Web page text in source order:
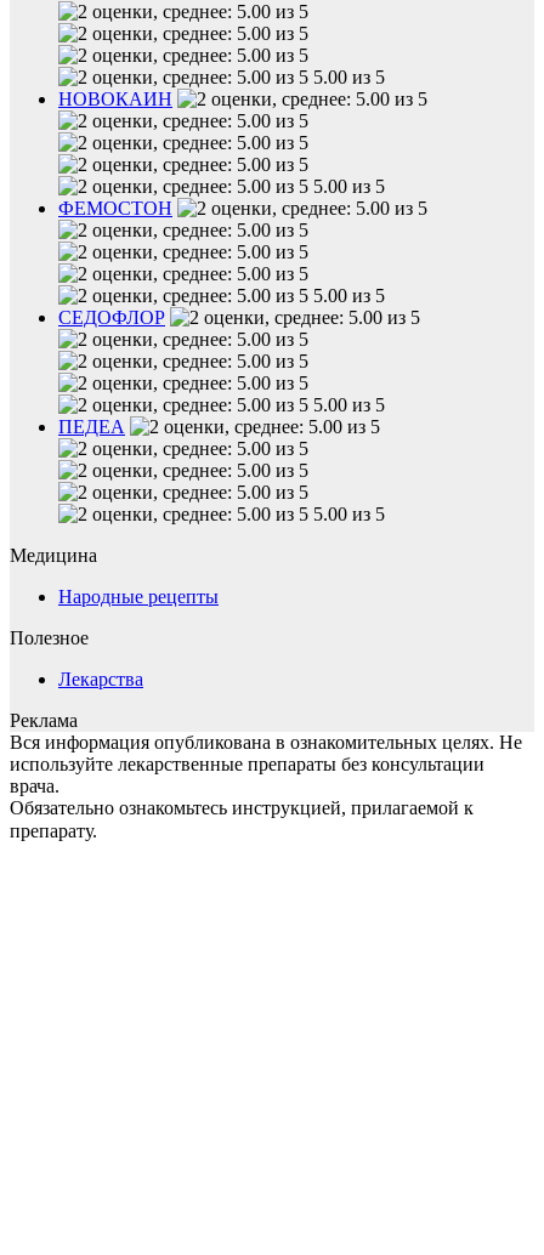
5.00 из 5
НОВОКАИН
5.00 из 5
ФЕМОСТОН
5.00 из 5
СЕДОФЛОР
5.00 из 5
ПЕДЕА
5.00 из 5
Медицина
Народные рецепты
Полезное
Лекарства
Реклама
Вся информация опубликована в ознакомительных целях. Не
используйте лекарственные препараты без консультации
врача.
Обязательно ознакомьтесь инструкцией, прилагаемой к
препарату.